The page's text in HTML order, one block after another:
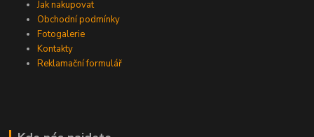
Jak nakupovat
Obchodní podmínky
Fotogalerie
Kontakty
Reklamační formulář